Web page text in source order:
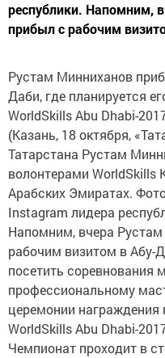
республики. Напомним,
прибыл с рабочим
Рустам Минниханов
Даби, где планируется
WorldSkills Abu Dhabi-
(Казань, 18 октября,
Татарстана Рустам
волонтерами WorldSkills
Арабских Эмиратах.
Instagram лидера
Напомним, вчера
рабочим визитом в Абу-
посетить соревнования
профессиональному
церемонии награждения
WorldSkills Abu Dhabi-
Чемпионат проходит в